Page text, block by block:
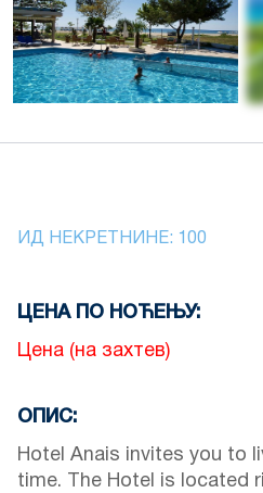
ИД НЕКРЕТНИНЕ: 100
ЦЕНА ПО НОЋЕЊУ:
Цена (на захтев)
ОПИС:
Hotel Anais invites you to
time. The Hotel is located